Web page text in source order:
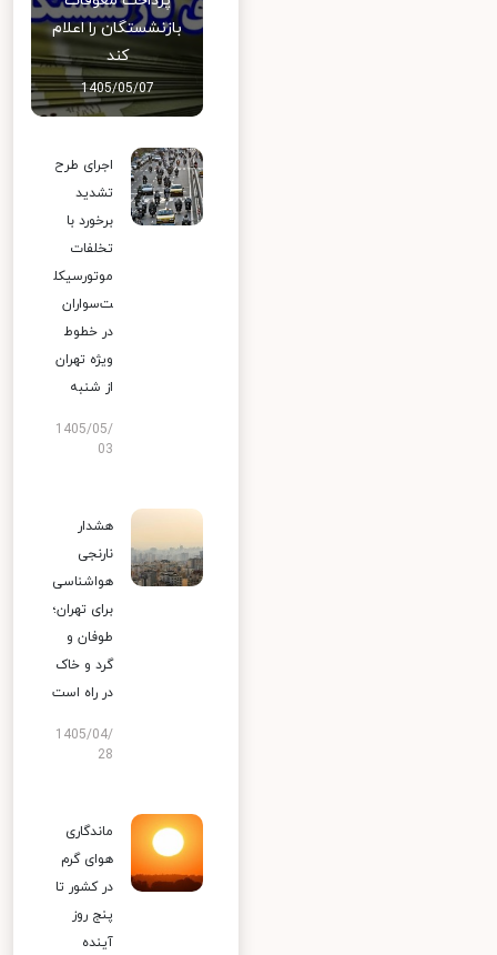
بازنشستگان را اعلام
کند
1405/05/07
اجرای طرح
تشدید
برخورد با
تخلفات
موتورسیکل
ت‌سواران
در خطوط
ویژه تهران
از شنبه
1405/05/
03
هشدار
نارنجی
هواشناسی
برای تهران؛
طوفان و
گرد و خاک
در راه است
1405/04/
28
ماندگاری
هوای گرم
در کشور تا
پنج روز
آینده